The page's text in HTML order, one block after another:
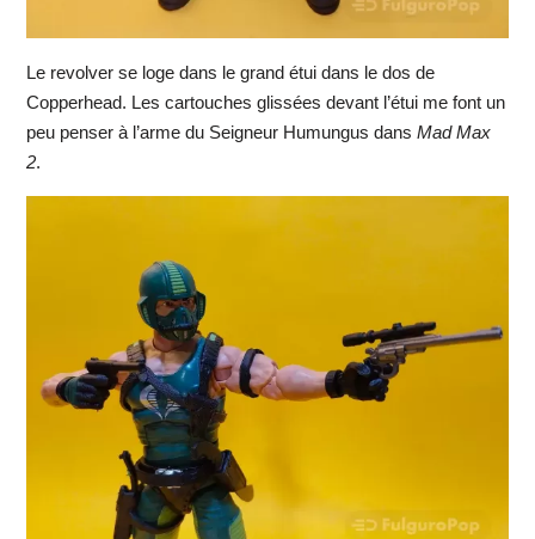
Le revolver se loge dans le grand étui dans le dos de
Copperhead. Les cartouches glissées devant l’étui me font un
peu penser à l’arme du Seigneur Humungus dans Mad Max
2.